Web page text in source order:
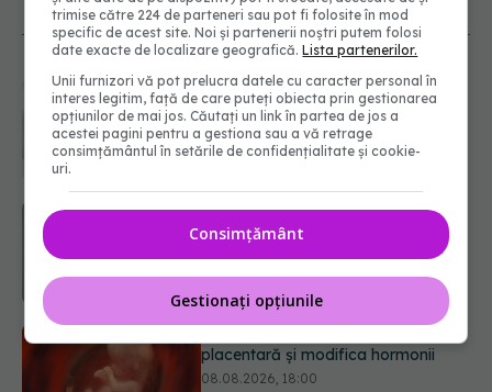
NOUTĂȚI
Ce poți mânca și ce trebuie să eviți
dacă ai gastrită: exemplu de meniu
care reduce inflamația stomacului
08.08.2026, 19:00
Microplasticele pot traversa bariera
placentară și modifica hormonii
08.08.2026, 18:00
păr. Tot mai multe femei îl adoră
08.08.2026, 17:00
trimise către 224 de parteneri sau pot fi folosite în mod
specific de acest site. Noi și partenerii noștri putem folosi
date exacte de localizare geografică.Lista partenerilor.
Unii furnizori vă pot prelucra datele cu caracter personal în
interes legitim, față de care puteți obiecta prin gestionarea
opțiunilor de mai jos. Căutați un link în partea de jos a
acestei pagini pentru a gestiona sau a vă retrage
consimțământul în setările de confidențialitate și cookie-
uri.
Consimțământ
Gestionați opțiunile